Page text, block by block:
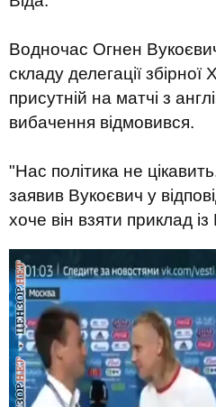
Водночас Огнен
складу делегації збірної
присутній на матчі з
вибачення відмовився.
"Нас політика не
заявив Вукоєвич у
хоче він взяти приклад